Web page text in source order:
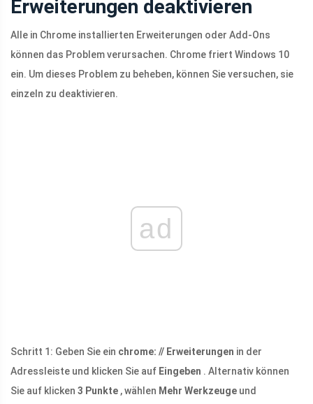
Erweiterungen deaktivieren
Alle in Chrome installierten Erweiterungen oder Add-Ons
können das Problem verursachen. Chrome friert Windows 10
ein. Um dieses Problem zu beheben, können Sie versuchen, sie
einzeln zu deaktivieren.
ad
Schritt 1: Geben Sie ein chrome: // Erweiterungen in der
Adressleiste und klicken Sie auf Eingeben . Alternativ können
Sie auf klicken 3 Punkte , wählen Mehr Werkzeuge und